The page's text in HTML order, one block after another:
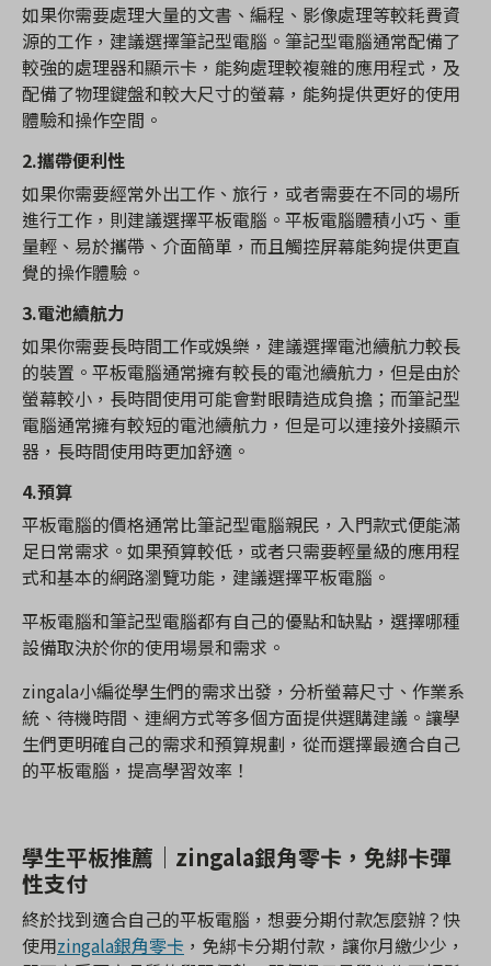
如果你需要處理大量的文書、編程、影像處理等較耗費資
源的工作，建議選擇筆記型電腦。筆記型電腦通常配備了
較強的處理器和顯示卡，能夠處理較複雜的應用程式，及
配備了物理鍵盤和較大尺寸的螢幕，能夠提供更好的使用
體驗和操作空間。
2.攜帶便利性
如果你需要經常外出工作、旅行，或者需要在不同的場所
進行工作，則建議選擇平板電腦。平板電腦體積小巧、重
量輕、易於攜帶、介面簡單，而且觸控屏幕能夠提供更直
覺的操作體驗。
3.電池續航力
如果你需要長時間工作或娛樂，建議選擇電池續航力較長
的裝置。平板電腦通常擁有較長的電池續航力，但是由於
螢幕較小，長時間使用可能會對眼睛造成負擔；而筆記型
電腦通常擁有較短的電池續航力，但是可以連接外接顯示
器，長時間使用時更加舒適。
4.預算
平板電腦的價格通常比筆記型電腦親民，入門款式便能滿
足日常需求。如果預算較低，或者只需要輕量級的應用程
式和基本的網路瀏覽功能，建議選擇平板電腦。
平板電腦和筆記型電腦都有自己的優點和缺點，選擇哪種
設備取決於你的使用場景和需求。
zingala小編從學生們的需求出發，分析螢幕尺寸、作業系
統、待機時間、連網方式等多個方面提供選購建議。讓學
生們更明確自己的需求和預算規劃，從而選擇最適合自己
的平板電腦，提高學習效率！
學生平板推薦｜zingala銀角零卡，免綁卡彈
性支付
終於找到適合自己的平板電腦，想要分期付款怎麼辦？快
使用zingala銀角零卡 ，免綁卡分期付款，讓你月繳少少，